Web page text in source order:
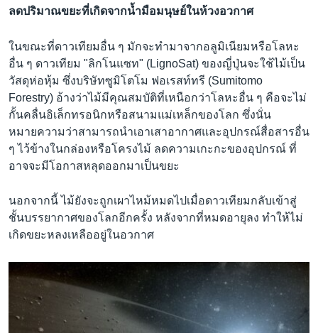
ลดปริมาณขยะที่เกิดจากน้ำมือมนุษย์ในห้วงอวกาศ
ในขณะที่ดาวเทียมอื่น ๆ มักจะทำมาจากอลูมิเนียมหรือโลหะ
อื่น ๆ ดาวเทียม "ลิกโนแซท" (LignoSat) ของญี่ปุ่นจะใช้ไม้เป็น
วัสดุห่อหุ้ม ซึ่งบริษัทซูมิโตโม ฟอเรสท์ทรี (Sumitomo
Forestry) อ้างว่าไม้มีคุณสมบัติที่เหนือกว่าโลหะอื่น ๆ คือจะไม่
กั้นคลื่นอิเล็กทรอนิกหรือสนามแม่เหล็กของโลก ซึ่งนั่น
หมายความว่าสามารถนำเอาเสาอากาศและอุปกรณ์สื่อสารอื่น
ๆ ไว้ข้างในกล่องหรือโครงไม้ ลดความเกะกะของอุปกรณ์ ที่
อาจจะมีโอกาสหลุดออกมาเป็นขยะ
นอกจากนี้ ไม้ยังจะถูกเผาไหม้หมดไปเมื่อดาวเทียมกลับเข้าสู่
ชั้นบรรยากาศของโลกอีกครั้ง หลังจากที่หมดอายุลง ทำให้ไม่
เกิดขยะหลงเหลืออยู่ในอวกาศ